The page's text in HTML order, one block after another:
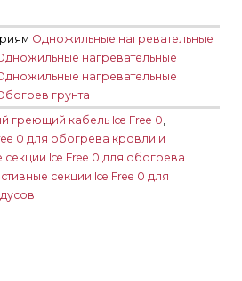
Одножильные нагревательные
нагревательные
нагревательные
грунта
греющий кабель Ice Free 0,
0 для обогрева кровли и
секции Ice Free 0 для обогрева
секции Ice Free 0 для